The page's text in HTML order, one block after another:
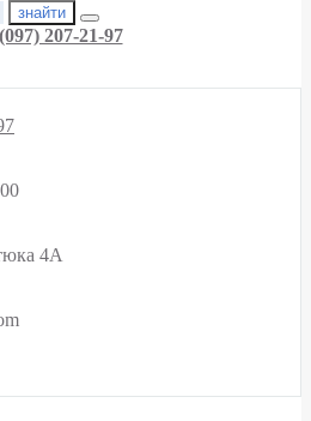
знайти
207-21-97
4А